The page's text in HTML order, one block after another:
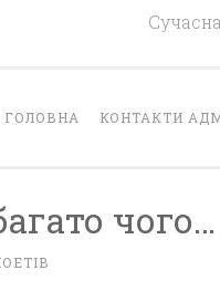
ГОЛОВНА КОНТАКТИ
чого…